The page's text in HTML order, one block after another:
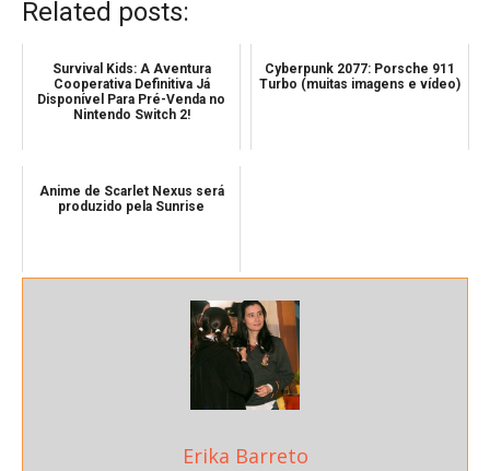
Related posts:
Survival Kids: A Aventura
Cooperativa Definitiva Já
Disponível Para Pré-Venda no
Nintendo Switch 2!
Cyberpunk 2077: Porsche 911
Turbo (muitas imagens e vídeo)
Anime de Scarlet Nexus será
produzido pela Sunrise
Erika Barreto